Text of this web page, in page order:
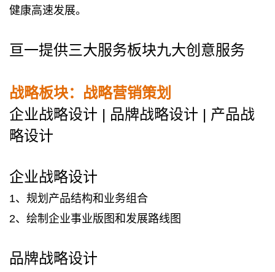
健康高速发展。
亘一提供三大服务板块九大创意服务
战略板块：战略营销策划
企业战略设计 | 品牌战略设计 | 产品战
略设计
企业战略设计
1、规划产品结构和业务组合
2、绘制企业事业版图和发展路线图
品牌战略设计